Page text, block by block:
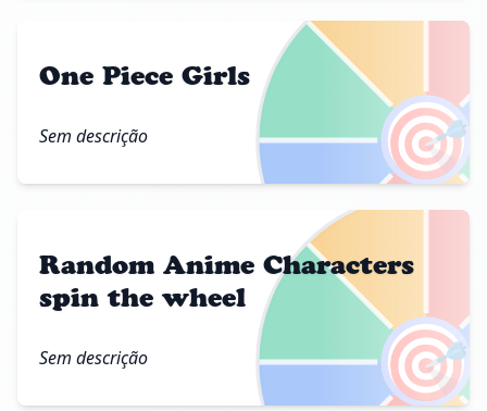
🎯
One Piece Girls
Sem descrição
🎯
Random Anime Characters
spin the wheel
Sem descrição